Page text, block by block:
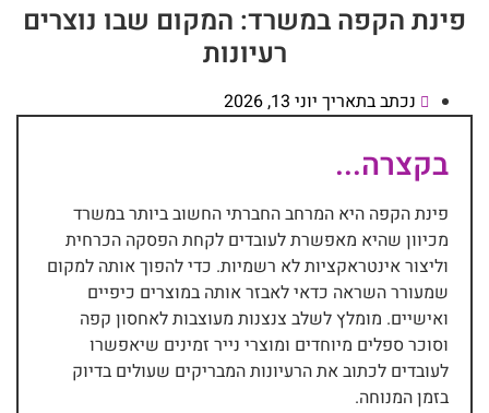
פינת הקפה במשרד: המקום שבו נוצרים
רעיונות
נכתב בתאריך יוני 13, 2026
בקצרה...
פינת הקפה היא המרחב החברתי החשוב ביותר במשרד
מכיוון שהיא מאפשרת לעובדים לקחת הפסקה הכרחית
וליצור אינטראקציות לא רשמיות. כדי להפוך אותה למקום
שמעורר השראה כדאי לאבזר אותה במוצרים כיפיים
ואישיים. מומלץ לשלב צנצנות מעוצבות לאחסון קפה
וסוכר ספלים מיוחדים ומוצרי נייר זמינים שיאפשרו
לעובדים לכתוב את הרעיונות המבריקים שעולים בדיוק
בזמן המנוחה.